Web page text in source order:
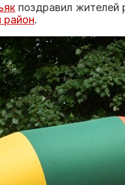
поздравил жителей
.